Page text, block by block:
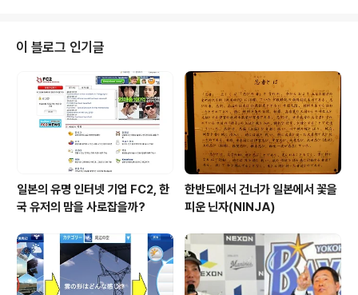
언 사이트이다. 일본 아고라는 올해 1월 26일 오픈하였으
며, 블로그 시스템 등 사이트 관리는 라이브도어에서 담당
하고, 참여 멤버 선정과 운영은 편집장으로 참여하는 블로
고스피어의 유명 논객이자 경제학자인 이케다 노부오(池
田信夫)교수가 맡고 있다. 현재 각계의 저명한 인물들이
필진으로 속속 참여를 하고 있으며, 아고라 운영..
이 블로그 인기글
일본의 유명 인터넷 기업 FC2, 한
국 유저의 맘을 사로잡을까?
한반도에서 건너가 일본에서 꽃을
피운 닌자(NINJA)